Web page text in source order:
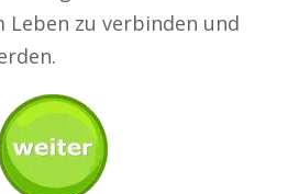
zu verbinden und